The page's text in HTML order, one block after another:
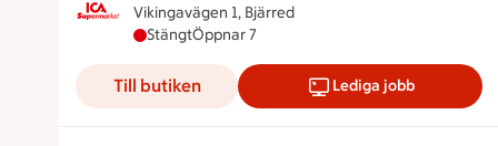
Vikingavägen 1, Bjärred
ICA Supermarket Bjärred har stängt, öppnar
StängtÖppnar 7
Till butiken Lediga jobb